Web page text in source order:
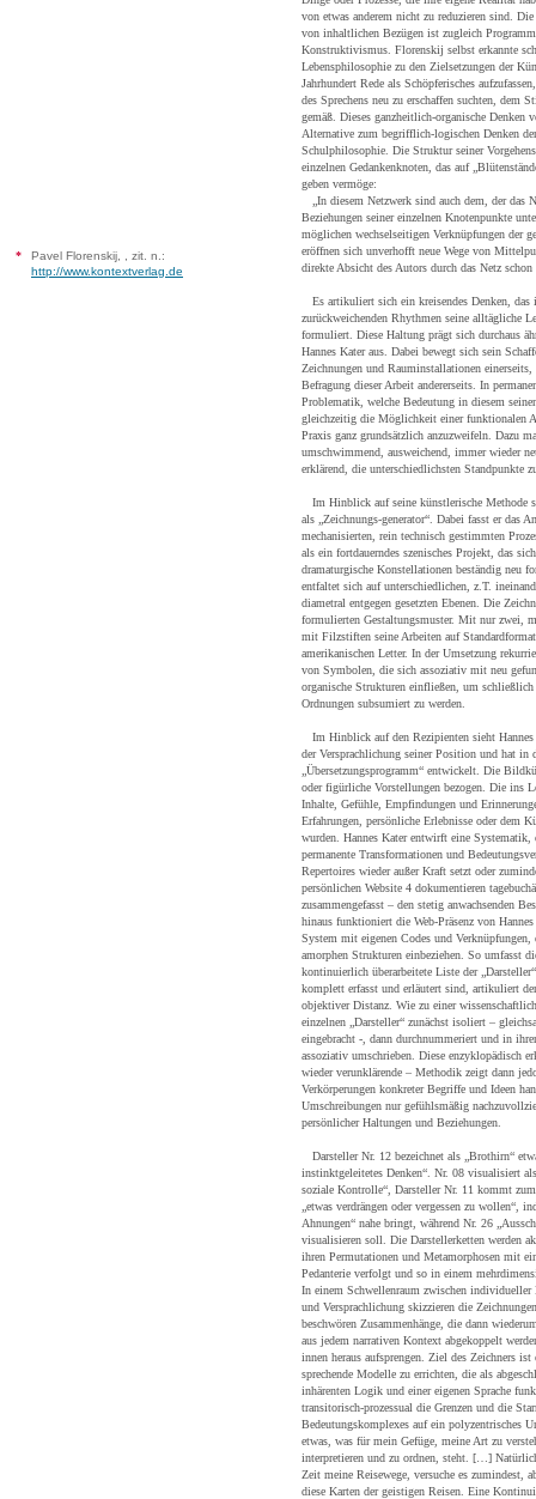
*
Pavel Florenskij, , zit. n.:
http://www.kontextverlag.de
von etwas anderem nicht zu reduzieren sind.
von inhaltlichen Bezügen ist zugleich
Konstruktivismus. Florenskij selbst erkannte
Lebensphilosophie zu den Zielsetzungen der
Jahrhundert Rede als Schöpferisches
des Sprechens neu zu erschaffen suchten, dem
gemäß. Dieses ganzheitlich-organische Denken
Alternative zum begrifflich-logischen Denken
Schulphilosophie. Die Struktur seiner
einzelnen Gedankenknoten, das auf
geben vermöge:
„In diesem Netzwerk sind auch dem, der das
Beziehungen seiner einzelnen Knotenpunkte
möglichen wechselseitigen Verknüpfungen der
eröffnen sich unverhofft neue Wege von
direkte Absicht des Autors durch das Netz schon
Es artikuliert sich ein kreisendes Denken, das
zurückweichenden Rhythmen seine alltägliche
formuliert. Diese Haltung prägt sich durchaus
Hannes Kater aus. Dabei bewegt sich sein
Zeichnungen und Rauminstallationen
Befragung dieser Arbeit andererseits. In
Problematik, welche Bedeutung in diesem
gleichzeitig die Möglichkeit einer funktionalen
Praxis ganz grundsätzlich anzuzweifeln. Dazu
umschwimmend, ausweichend, immer wieder
erklärend, die unterschiedlichsten Standpunkte
Im Hinblick auf seine künstlerische Methode
als „Zeichnungs-generator“. Dabei fasst er das
mechanisierten, rein technisch gestimmten
als ein fortdauerndes szenisches Projekt, das
dramaturgische Konstellationen beständig neu
entfaltet sich auf unterschiedlichen, z.T.
diametral entgegen gesetzten Ebenen. Die
formulierten Gestaltungsmuster. Mit nur zwei,
mit Filzstiften seine Arbeiten auf
amerikanischen Letter. In der Umsetzung
von Symbolen, die sich assoziativ mit neu
organische Strukturen einfließen, um
Ordnungen subsumiert zu werden.
Im Hinblick auf den Rezipienten sieht
der Versprachlichung seiner Position und hat in
„Übersetzungsprogramm“ entwickelt. Die
oder figürliche Vorstellungen bezogen. Die ins
Inhalte, Gefühle, Empfindungen und
Erfahrungen, persönliche Erlebnisse oder dem
wurden. Hannes Kater entwirft eine
permanente Transformationen und
Repertoires wieder außer Kraft setzt oder
persönlichen Website 4 dokumentieren
zusammengefasst – den stetig anwachsenden
hinaus funktioniert die Web-Präsenz von
System mit eigenen Codes und
amorphen Strukturen einbeziehen. So umfasst
kontinuierlich überarbeitete Liste der
komplett erfasst und erläutert sind, artikuliert
objektiver Distanz. Wie zu einer
einzelnen „Darsteller“ zunächst isoliert –
eingebracht -, dann durchnummeriert und in
assoziativ umschrieben. Diese enzyklopädisch
wieder verunklärende – Methodik zeigt dann
Verkörperungen konkreter Begriffe und Ideen
Umschreibungen nur gefühlsmäßig
persönlicher Haltungen und Beziehungen.
Darsteller Nr. 12 bezeichnet als „Brothirn“
instinktgeleitetes Denken“. Nr. 08 visualisiert
soziale Kontrolle“, Darsteller Nr. 11 kommt
„etwas verdrängen oder vergessen zu wollen“,
Ahnungen“ nahe bringt, während Nr. 26
visualisieren soll. Die Darstellerketten werden
ihren Permutationen und Metamorphosen mit
Pedanterie verfolgt und so in einem
In einem Schwellenraum zwischen individueller
und Versprachlichung skizzieren die
beschwören Zusammenhänge, die dann
aus jedem narrativen Kontext abgekoppelt
innen heraus aufsprengen. Ziel des Zeichners
sprechende Modelle zu errichten, die als
inhärenten Logik und einer eigenen Sprache
transitorisch-prozessual die Grenzen und die
Bedeutungskomplexes auf ein polyzentrisches
etwas, was für mein Gefüge, meine Art zu
interpretieren und zu ordnen, steht. […]
Zeit meine Reisewege, versuche es zumindest,
diese Karten der geistigen Reisen. Eine